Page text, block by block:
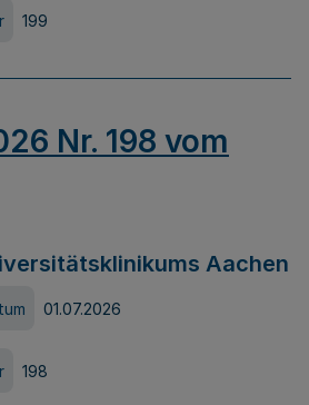
199
Nr. 198 vom
Aachen
01.07.2026
198